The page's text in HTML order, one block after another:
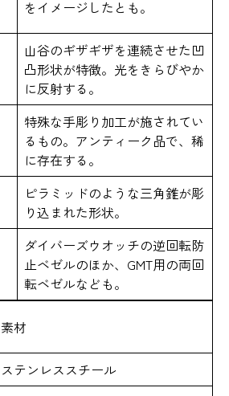
をイメージしたとも。
山谷のギザギザを連続させた凹
凸形状が特徴。光をきらびやか
に反射する。
特殊な手彫り加工が施されてい
るもの。アンティーク品で、稀
に存在する。
ピラミッドのような三角錐が彫
り込まれた形状。
ダイバーズウオッチの逆回転防
止ベゼルのほか、GMT用の両回
転ベゼルなども。
素材
ステンレススチール